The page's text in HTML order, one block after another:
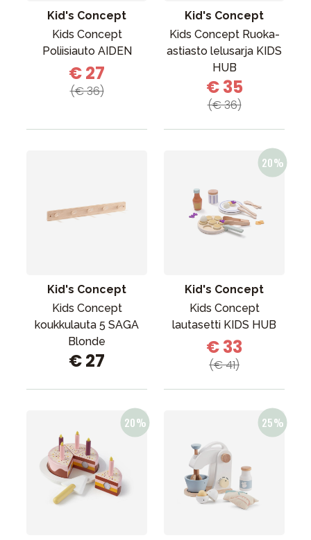
Kid's Concept
Kids Concept
Poliisiauto AIDEN
€ 27
(€ 36)
Kid's Concept
Kids Concept Ruoka-
astiasto lelusarja KIDS
HUB
€ 35
(€ 36)
Kid's Concept
Kids Concept
koukkulauta 5 SAGA
Blonde
€ 27
Kid's Concept
Kids Concept
lautasetti KIDS HUB
€ 33
(€ 41)